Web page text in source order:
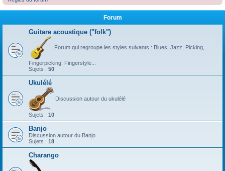
Forum
Guitare acoustique ("folk")
Forum qui regroupe les styles suivants : Blues, Jazz, Picking,
Fingerpicking, Fingerstyle...
Sujets : 50
Ukulélé
Discussion autour du ukulélé
Sujets : 10
Banjo
Discussion autour du Banjo
Sujets : 18
Charango